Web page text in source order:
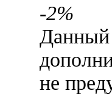
-2%
Данный
не